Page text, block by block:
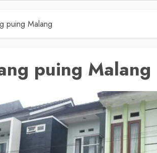
puing Malang
puing Malang